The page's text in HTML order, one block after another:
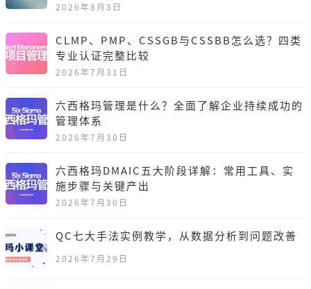
2026年8月3日
CLMP、PMP、CSSGB与CSSBB怎么选？四类
专业认证完整比较
2026年7月31日
六西格玛管理是什么？全面了解企业持续成功的
管理体系
2026年7月30日
六西格玛DMAIC五大阶段详解：常用工具、实
施步骤与关键产出
2026年7月30日
QC七大手法实例教学，从数据分析到问题改善
2026年7月29日